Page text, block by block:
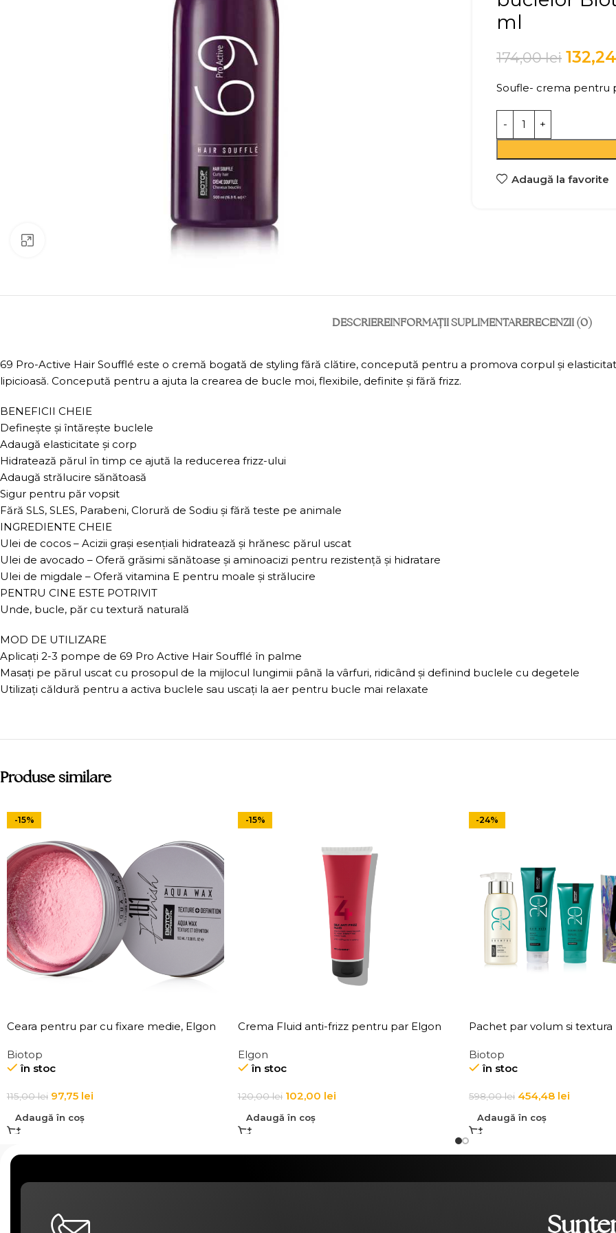
ml
174,00lei
Soufle- crema pentru
Adaugă la favorite
DESCRIEREINFORMAȚII SUPLIMENTARERECENZII (0)
69 Pro-Active Hair Soufflé este o cremă bogată de styling fără clătire, concepută pentru a promova corpul și
lipicioasă. Concepută pentru a ajuta la crearea de bucle moi, flexibile, definite și fără frizz.
BENEFICII CHEIE
Definește și întărește buclele
Adaugă elasticitate și corp
Hidratează părul în timp ce ajută la reducerea frizz-ului
Adaugă strălucire sănătoasă
Sigur pentru păr vopsit
Fără SLS, SLES, Parabeni, Clorură de Sodiu și fără teste pe animale
INGREDIENTE CHEIE
Ulei de cocos – Acizii grași esențiali hidratează și hrănesc părul uscat
Ulei de avocado – Oferă grăsimi sănătoase și aminoacizi pentru rezistență și hidratare
Ulei de migdale – Oferă vitamina E pentru moale și strălucire
PENTRU CINE ESTE POTRIVIT
Unde, bucle, păr cu textură naturală
MOD DE UTILIZARE
Aplicați 2-3 pompe de 69 Pro Active Hair Soufflé în palme
Masați pe părul uscat cu prosopul de la mijlocul lungimii până la vârfuri, ridicând și definind buclele cu degetele
Utilizați căldură pentru a activa buclele sau uscați la aer pentru bucle mai relaxate
Produse similare
-15%
Ceara pentru par cu fixare medie, Elgon
Biotop
în stoc
115,00lei 97,75 lei
Adaugă în coș
-15%
Crema Fluid anti-frizz pentru par Elgon
Elgon
în stoc
120,00lei 102,00 lei
Adaugă în coș
-24%
Pachet par volum si textura
Biotop
în stoc
598,00lei 454,48 lei
Adaugă în coș